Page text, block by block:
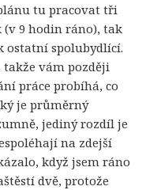
tu pracovat tři
(v 9 hodin ráno), tak
ostatní spolubydlící.
vám později
práce probíhá, co
je průměrný
jediný rozdíl je
na zdejší
když jsem ráno
dvě, protože